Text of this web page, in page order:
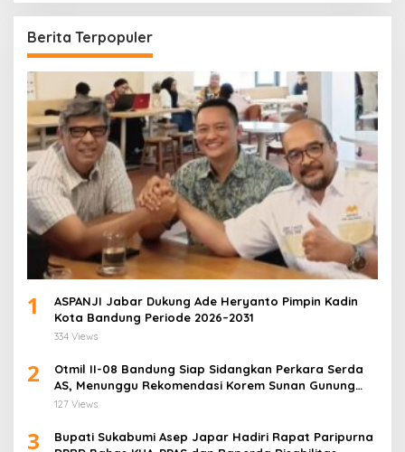
Berita Terpopuler
1
ASPANJI Jabar Dukung Ade Heryanto Pimpin Kadin
Kota Bandung Periode 2026–2031
334 Views
2
Otmil II-08 Bandung Siap Sidangkan Perkara Serda
AS, Menunggu Rekomendasi Korem Sunan Gunung
Jati Cirebon
127 Views
3
Bupati Sukabumi Asep Japar Hadiri Rapat Paripurna